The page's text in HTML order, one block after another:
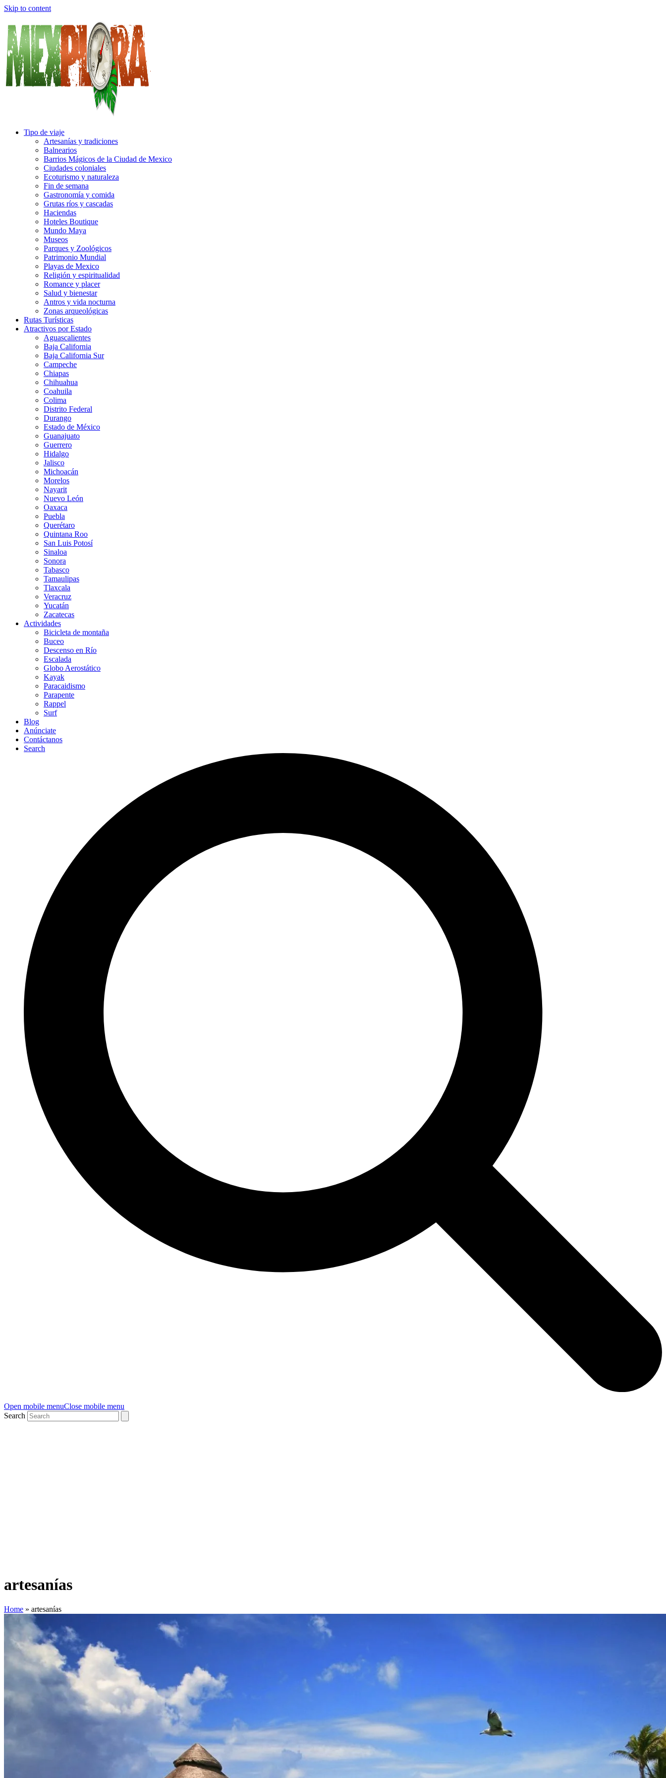
Skip to content
Tipo de viaje
Artesanías y tradiciones
Balnearios
Barrios Mágicos de la Ciudad de Mexico
Ciudades coloniales
Ecoturismo y naturaleza
Fin de semana
Gastronomía y comida
Grutas ríos y cascadas
Haciendas
Hoteles Boutique
Mundo Maya
Museos
Parques y Zoológicos
Patrimonio Mundial
Playas de Mexico
Religión y espiritualidad
Romance y placer
Salud y bienestar
Antros y vida nocturna
Zonas arqueológicas
Rutas Turísticas
Atractivos por Estado
Aguascalientes
Baja California
Baja California Sur
Campeche
Chiapas
Chihuahua
Coahuila
Colima
Distrito Federal
Durango
Estado de México
Guanajuato
Guerrero
Hidalgo
Jalisco
Michoacán
Morelos
Nayarit
Nuevo León
Oaxaca
Puebla
Querétaro
Quintana Roo
San Luis Potosí
Sinaloa
Sonora
Tabasco
Tamaulipas
Tlaxcala
Veracruz
Yucatán
Zacatecas
Actividades
Bicicleta de montaña
Buceo
Descenso en Río
Escalada
Globo Aerostático
Kayak
Paracaidismo
Parapente
Rappel
Surf
Blog
Anúnciate
Contáctanos
Search
Open mobile menuClose mobile menu
Search
artesanías
Home » artesanías